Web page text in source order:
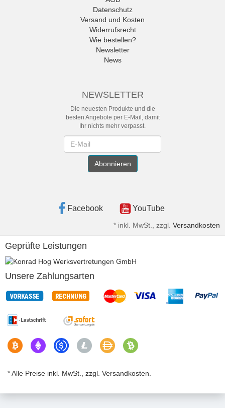
Datenschutz
Versand und Kosten
Widerrufsrecht
Wie bestellen?
Newsletter
News
NEWSLETTER
Die neuesten Produkte und die
besten Angebote per E-Mail, damit
Ihr nichts mehr verpasst.
Abonnieren
Facebook YouTube
* inkl. MwSt., zzgl. Versandkosten
Geprüfte Leistungen
Unsere Zahlungsarten
* Alle Preise inkl. MwSt., zzgl. Versandkosten.